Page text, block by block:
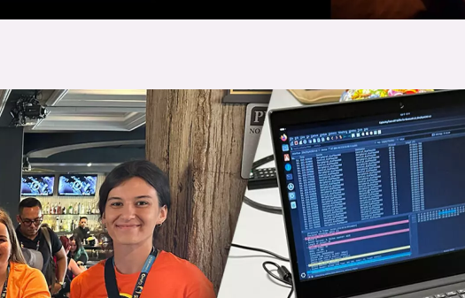
kontor frontend backend